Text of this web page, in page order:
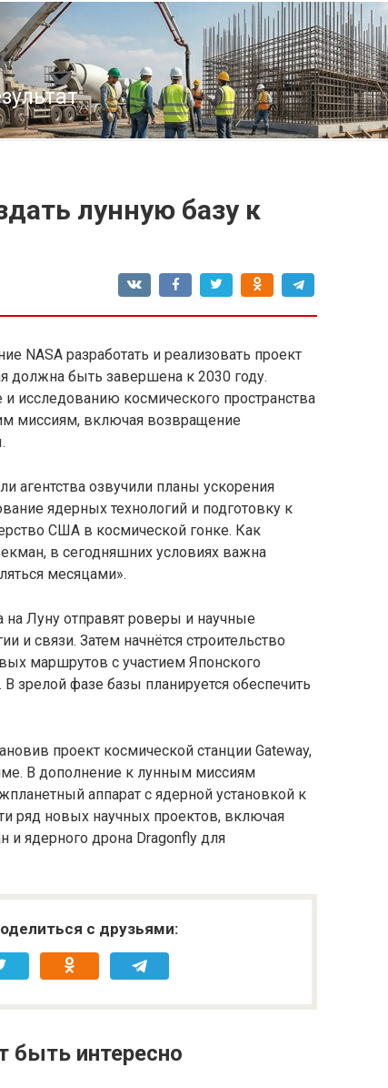
лунную базу к
NASA разработать и реализовать проект
должна быть завершена к 2030 году.
исследованию космического пространства
миссиям, включая возвращение
агентства озвучили планы ускорения
ядерных технологий и подготовку к
США в космической гонке. Как
в сегодняшних условиях важна
месяцами».
на Луну отправят роверы и научные
и связи. Затем начнётся строительство
маршрутов с участием Японского
зрелой фазе базы планируется обеспечить
проект космической станции Gateway,
В дополнение к лунным миссиям
аппарат с ядерной установкой к
ряд новых научных проектов, включая
и ядерного дрона Dragonfly для
с друзьями:
интересно